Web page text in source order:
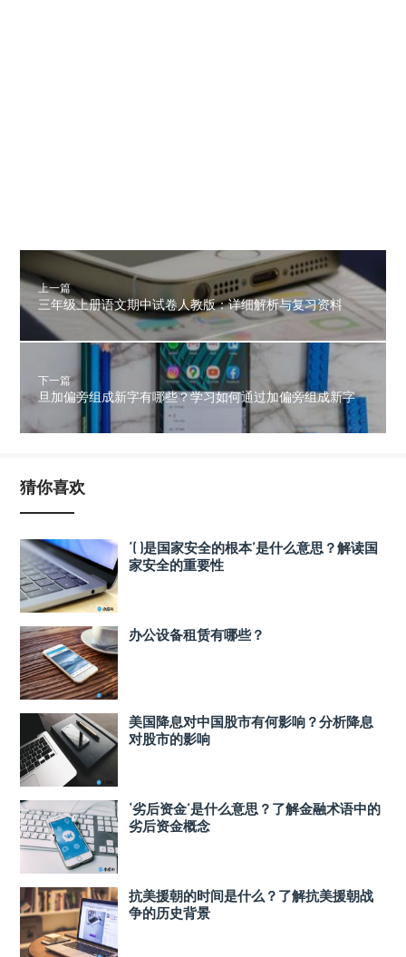
上一篇
三年级上册语文期中试卷人教版：详细解析与复习资料
下一篇
旦加偏旁组成新字有哪些？学习如何通过加偏旁组成新字
猜你喜欢
‘( )是国家安全的根本’是什么意思？解读国
家安全的重要性
办公设备租赁有哪些？
美国降息对中国股市有何影响？分析降息
对股市的影响
‘劣后资金’是什么意思？了解金融术语中的
劣后资金概念
抗美援朝的时间是什么？了解抗美援朝战
争的历史背景